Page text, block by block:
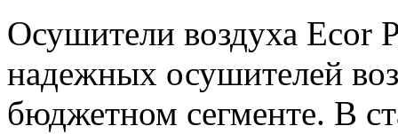
Осушители воздуха Ecor
надежных осушителей
бюджетном сегменте. В